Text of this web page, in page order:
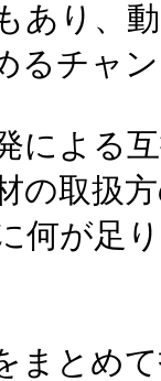
あり、
るチャ
による
の取扱
何が足
まとめ